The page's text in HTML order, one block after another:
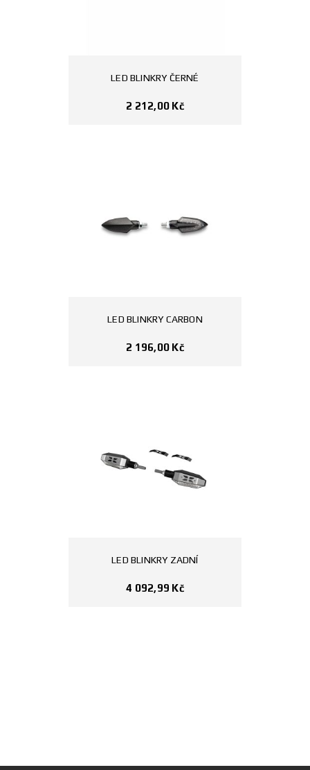
LED BLINKRY ČERNÉ
2 212,00 Kč
LED BLINKRY CARBON
2 196,00 Kč
LED BLINKRY ZADNÍ
4 092,99 Kč